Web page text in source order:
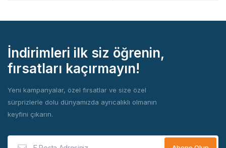
İndirimleri ilk siz öğrenin,
fırsatları kaçırmayın!
Yeni kampanyalar, özel fırsatlar ve size özel
sürprizlerle dolu dünyamızda ayrıcalıklı olmanın
keyfini çıkarın.